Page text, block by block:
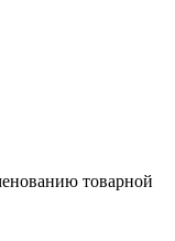
товарной